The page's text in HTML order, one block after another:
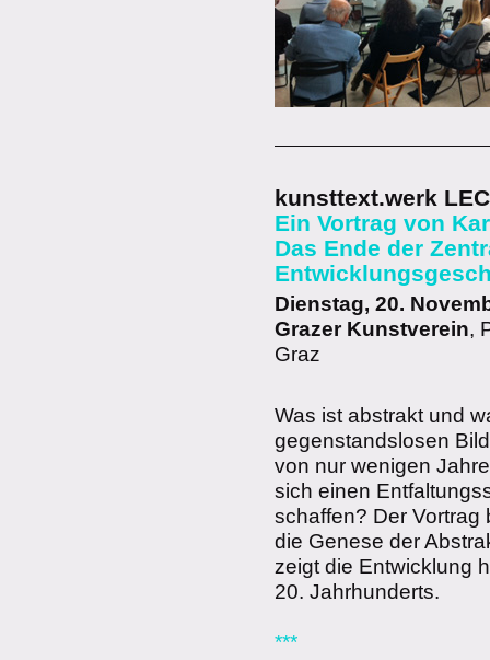
kunsttext.werk
Ein Vortrag von
Das Ende der
Dienstag, 20.
Grazer Kunstverein,
Graz
Was ist abstrakt und
gegenstandslosen
von nur wenigen
sich einen
schaffen? Der
die Genese der
zeigt die Entwicklung
20. Jahrhunderts.
***